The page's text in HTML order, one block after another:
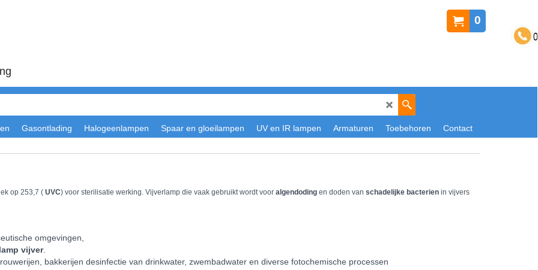
0
Gasontlading Halogeenlampen Spaar en gloeilampen UV en IR lampen Armaturen Toebehoren Contact
op 253,7 ( UVC) voor sterilisatie werking. Vijverlamp die vaak gebruikt wordt voor algendoding en doden van schadelijke bacterien in vijvers
omgevingen,
vijver.
bakkerijen desinfectie van drinkwater, zwembadwater en diverse fotochemische processen